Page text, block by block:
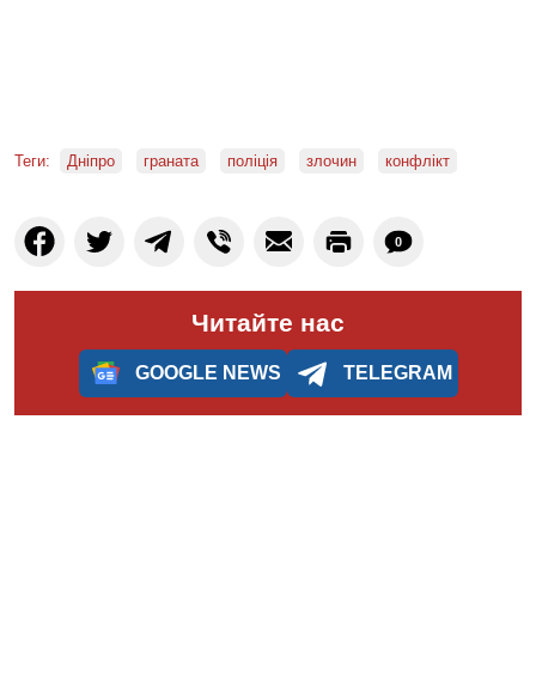
Теги: Дніпро граната поліція злочин конфлікт
0
Читайте нас
GOOGLE NEWS TELEGRAM